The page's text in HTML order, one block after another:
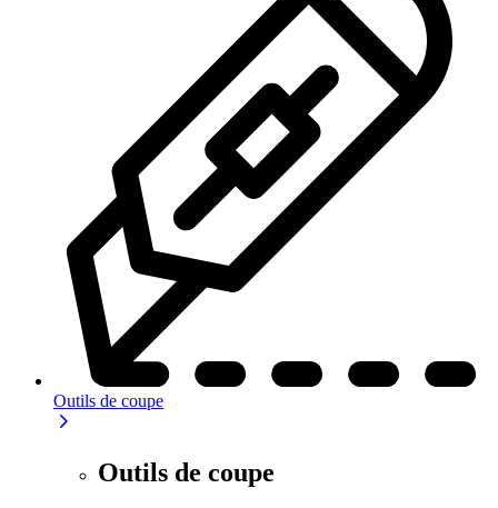
Outils de coupe
Outils de coupe